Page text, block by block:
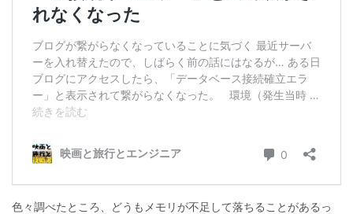
色々調べたところ、どうもメモリが不足して落ちることがあるっ